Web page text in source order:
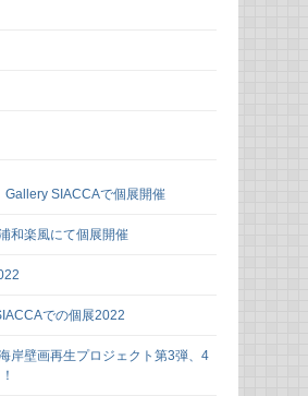
SIACCAで個展開催
和楽風にて個展開催
での個展2022
岸壁画再生プロジェクト第3弾、4